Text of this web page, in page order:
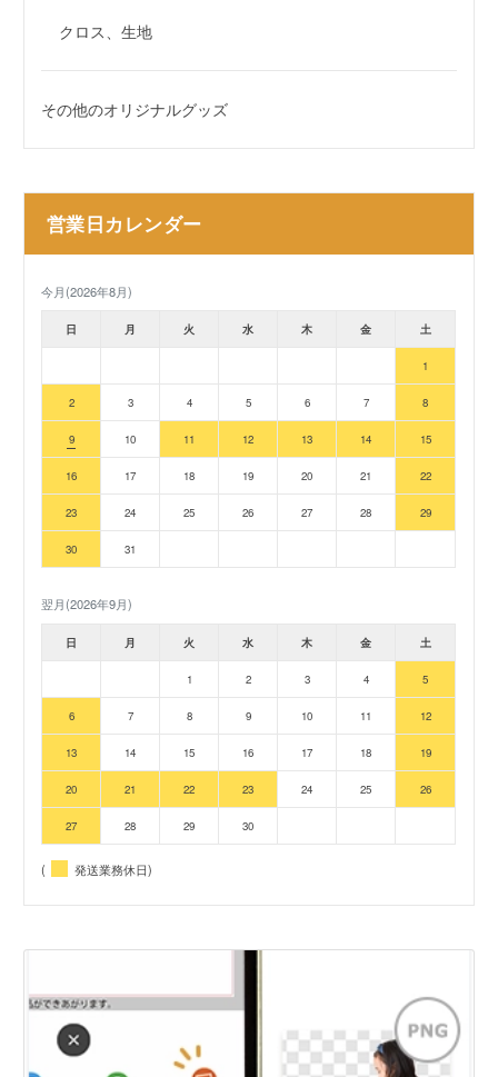
クロス、生地
その他のオリジナルグッズ
営業日カレンダー
今月(2026年8月)
日 月 火 水 木 金 土
1
2 3 4 5 6 7 8
9 10 11 12 13 14 15
16 17 18 19 20 21 22
23 24 25 26 27 28 29
30 31
翌月(2026年9月)
日 月 火 水 木 金 土
1 2 3 4 5
6 7 8 9 10 11 12
13 14 15 16 17 18 19
20 21 22 23 24 25 26
27 28 29 30
( 発送業務休日)